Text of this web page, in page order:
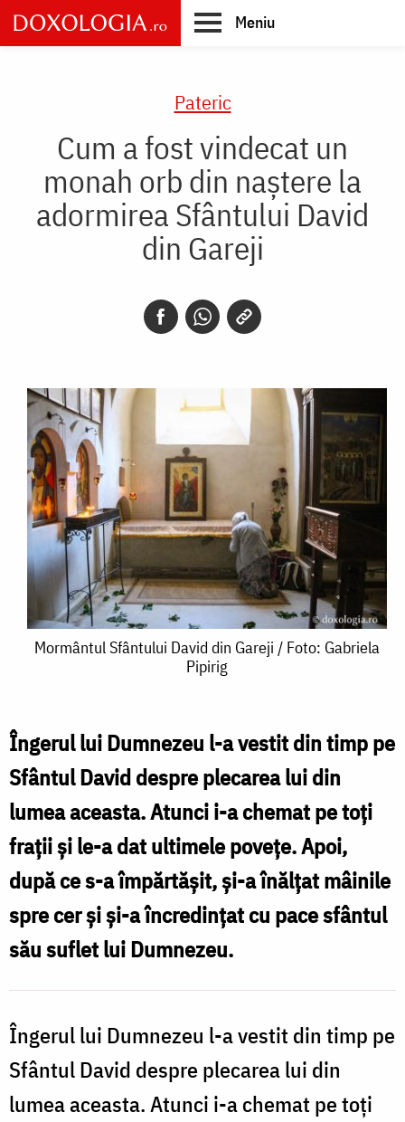
Skip
to
main
Meniu
Pateric
Cum a fost vindecat un
monah orb din naștere la
adormirea Sfântului David
din Gareji
Mormântul
din
Gareji
/
Foto:
Gabriela
Pipirig
Mormântul Sfântului David din Gareji / Foto: Gabriela
Pipirig
Îngerul lui Dumnezeu l-a vestit din timp pe
Sfântul David despre plecarea lui din
lumea aceasta. Atunci i-a chemat pe toţi
fraţii şi le-a dat ultimele poveţe. Apoi,
după ce s-a împărtăşit, şi-a înălţat mâinile
spre cer şi şi-a încredinţat cu pace sfântul
său suflet lui Dumnezeu.
Îngerul lui Dumnezeu l-a vestit din timp pe
Sfântul David despre plecarea lui din
lumea aceasta. Atunci i-a chemat pe toţi